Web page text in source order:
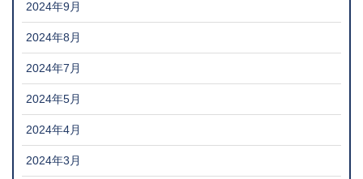
2024年9月
2024年8月
2024年7月
2024年5月
2024年4月
2024年3月